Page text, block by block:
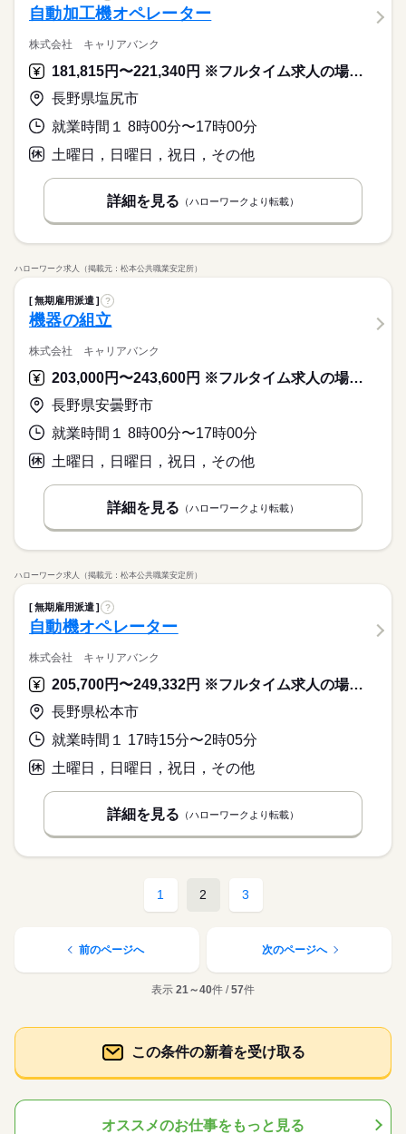
自動加工機オペレーター
株式会社 キャリアバンク
181,815円〜221,340円 ※フルタイム求人の場合は月額（換算額）、パート求人の場合は時間額を表示しています。
長野県塩尻市
就業時間１ 8時00分〜17時00分
土曜日，日曜日，祝日，その他
詳細を見る （ハローワークより転載）
ハローワーク求人（掲載元：松本公共職業安定所）
無期雇用派遣 ?
機器の組立
株式会社 キャリアバンク
203,000円〜243,600円 ※フルタイム求人の場合は月額（換算額）、パート求人の場合は時間額を表示しています。
長野県安曇野市
就業時間１ 8時00分〜17時00分
土曜日，日曜日，祝日，その他
詳細を見る （ハローワークより転載）
ハローワーク求人（掲載元：松本公共職業安定所）
無期雇用派遣 ?
自動機オペレーター
株式会社 キャリアバンク
205,700円〜249,332円 ※フルタイム求人の場合は月額（換算額）、パート求人の場合は時間額を表示しています。
長野県松本市
就業時間１ 17時15分〜2時05分
土曜日，日曜日，祝日，その他
詳細を見る （ハローワークより転載）
1 2 3
前のページへ 次のページへ
表示 21～40件 /57件
この条件の新着を受け取る
オススメのお仕事をもっと見る